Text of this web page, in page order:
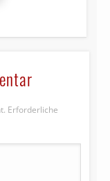
Erforderliche